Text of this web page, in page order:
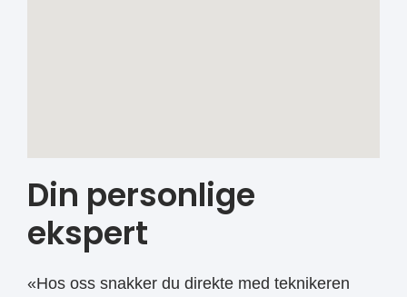
Din personlige
ekspert
«Hos oss snakker du direkte med teknikeren